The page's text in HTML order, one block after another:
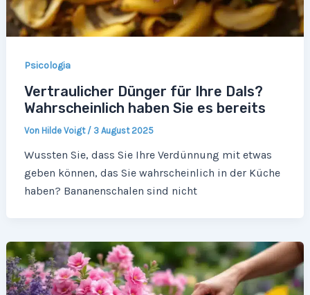
Psicologia
Vertraulicher Dünger für Ihre Dals?
Wahrscheinlich haben Sie es bereits
Von Hilde Voigt / 3 August 2025
Wussten Sie, dass Sie Ihre Verdünnung mit etwas
geben können, das Sie wahrscheinlich in der Küche
haben? Bananenschalen sind nicht